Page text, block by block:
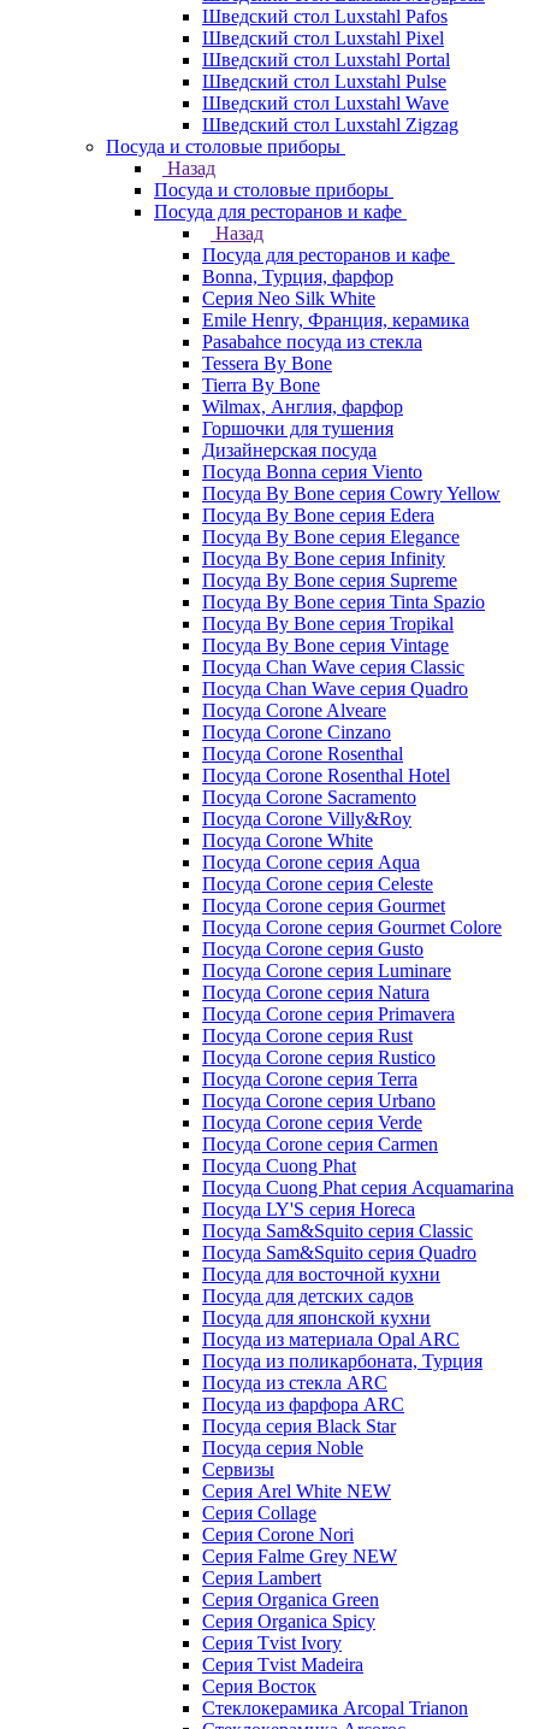
Шведский стол Luxstahl Pafos
Шведский стол Luxstahl Pixel
Шведский стол Luxstahl Portal
Шведский стол Luxstahl Pulse
Шведский стол Luxstahl Wave
Шведский стол Luxstahl Zigzag
Посуда и столовые приборы
Назад
Посуда и столовые приборы
Посуда для ресторанов и кафе
Назад
Посуда для ресторанов и кафе
Bonna, Турция, фарфор
Cерия Neo Silk White
Emile Henry, Франция, керамика
Pasabahce посуда из стекла
Tessera By Bone
Tierra By Bone
Wilmax, Англия, фарфор
Горшочки для тушения
Дизайнерская посуда
Посуда Bonna серия Viento
Посуда By Bone серия Cowry Yellow
Посуда By Bone серия Edera
Посуда By Bone серия Elegance
Посуда By Bone серия Infinity
Посуда By Bone серия Supreme
Посуда By Bone серия Tinta Spazio
Посуда By Bone серия Tropikal
Посуда By Bone серия Vintage
Посуда Chan Wave серия Classic
Посуда Chan Wave серия Quadro
Посуда Corone Alveare
Посуда Corone Cinzano
Посуда Corone Rosenthal
Посуда Corone Rosenthal Hotel
Посуда Corone Sacramento
Посуда Corone Villy&Roy
Посуда Corone White
Посуда Corone серия Aqua
Посуда Corone серия Celeste
Посуда Corone серия Gourmet
Посуда Corone серия Gourmet Colore
Посуда Corone серия Gusto
Посуда Corone серия Luminare
Посуда Corone серия Natura
Посуда Corone серия Primavera
Посуда Corone серия Rust
Посуда Corone серия Rustico
Посуда Corone серия Terra
Посуда Corone серия Urbano
Посуда Corone серия Verde
Посуда Corone серия Сarmen
Посуда Cuong Phat
Посуда Cuong Phat серия Acquamarina
Посуда LY'S серия Horeca
Посуда Sam&Squito серия Classic
Посуда Sam&Squito серия Quadro
Посуда для восточной кухни
Посуда для детских садов
Посуда для японской кухни
Посуда из материала Opal ARC
Посуда из поликарбоната, Турция
Посуда из стекла ARC
Посуда из фарфора ARC
Посуда серия Black Star
Посуда серия Noble
Сервизы
Серия Arel White NEW
Серия Collage
Серия Corone Nori
Серия Falme Grey NEW
Серия Lambert
Серия Organica Green
Серия Organica Spicy
Серия Tvist Ivory
Серия Tvist Madeira
Серия Восток
Стеклокерамика Arcopal Trianon